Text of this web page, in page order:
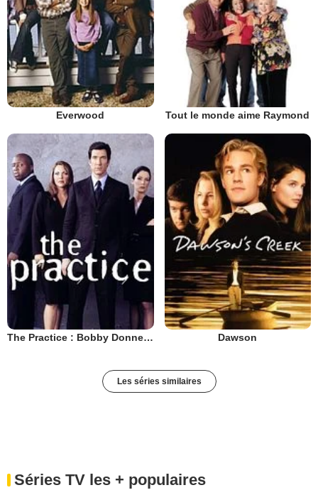
Everwood Tout le monde aime Raymond
The Practice : Bobby Donnell & associés Dawson
Les séries similaires
Séries TV les + populaires